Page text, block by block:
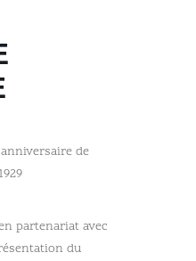
de
partenariat avec
du